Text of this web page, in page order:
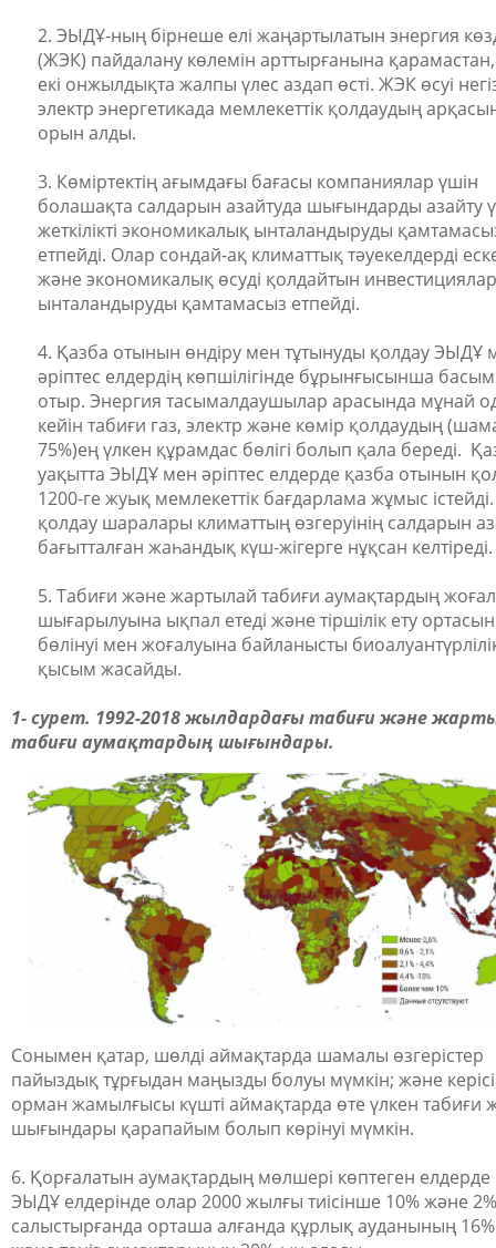
2. ЭЫДҰ-ның бірнеше елі жаңартылатын энергия
(ЖЭК) пайдалану көлемін арттырғанына
екі онжылдықта жалпы үлес аздап өсті. ЖЭК өсуі
электр энергетикада мемлекеттік қолдаудың
орын алды.
3. Көміртектің ағымдағы бағасы компаниялар үшін
болашақта салдарын азайтуда шығындарды азайту
жеткілікті экономикалық ынталандыруды
етпейді. Олар сондай-ақ климаттық тәуекелдерді
және экономикалық өсуді қолдайтын
ынталандыруды қамтамасыз етпейді.
4. Қазба отынын өндіру мен тұтынуды қолдау ЭЫДҰ
әріптес елдердің көпшілігінде бұрынғысынша
отыр. Энергия тасымалдаушылар арасында мұнай
кейін табиғи газ, электр және көмір қолдаудың
75%)ең үлкен құрамдас бөлігі болып қала береді.
уақытта ЭЫДҰ мен әріптес елдерде қазба отынын
1200-ге жуық мемлекеттік бағдарлама жұмыс
қолдау шаралары климаттың өзгеруінің салдарын
бағытталған жаһандық күш-жігерге нұқсан келтіреді.
5. Табиғи және жартылай табиғи аумақтардың
шығарылуына ықпал етеді және тіршілік ету
бөлінуі мен жоғалуына байланысты
қысым жасайды.
1- сурет. 1992-2018жылдардағы табиғи және
табиғи аумақтардың шығындары.
Сонымен қатар, шөлді аймақтарда шамалы өзгерістер
пайыздық тұрғыдан маңызды болуы мүмкін; және
орман жамылғысы күшті аймақтарда өте үлкен табиғи
шығындары қарапайым болып көрінуі мүмкін.
6. Қорғалатын аумақтардың мөлшері көптеген елдерде
ЭЫДҰ елдерінде олар 2000 жылғы тиісінше 10% және
салыстырғанда орташа алғанда құрлық ауданының